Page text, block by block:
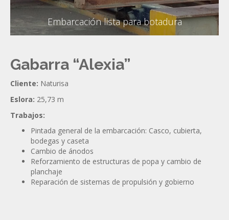
Embarcación lista para botadura
Gabarra “Alexia”
Cliente: Naturisa
Eslora: 25,73 m
Trabajos:
Pintada general de la embarcación: Casco, cubierta,
bodegas y caseta
Cambio de ánodos
Reforzamiento de estructuras de popa y cambio de
planchaje
Reparación de sistemas de propulsión y gobierno